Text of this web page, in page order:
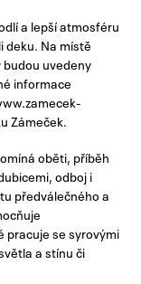
a lepší atmosféru
deku. Na místě
budou uvedeny
informace
Zámeček.
oběti, příběh
odboj i
předválečného a
pracuje se syrovými
a stínu či